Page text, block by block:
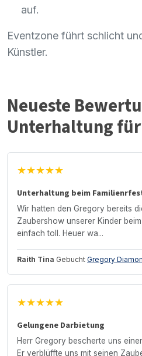
auf.
Eventzone führt schlicht
Künstler.
Neueste
Unterhaltung
★★★★★
Unterhaltung beim
Wir hatten den Gregory bereits
Zaubershow unserer Kinder
einfach toll. Heuer wa...
Raith Tina Gebucht Gregory
★★★★★
Gelungene Darbietung
Herr Gregory bescherte uns
Er verblüffte uns mit seinen